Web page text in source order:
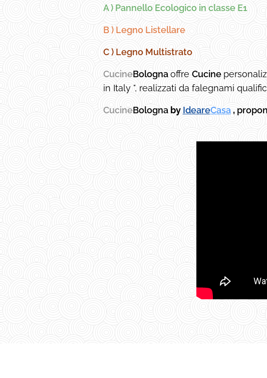
A ) Pannello Ecologico in classe E1
B ) Legno Listellare
C ) Legno Multistrato
CucineBolognaoffre Cucine
in Italy ", realizzati da falegnami
CucineBologna by IdeareCasa,